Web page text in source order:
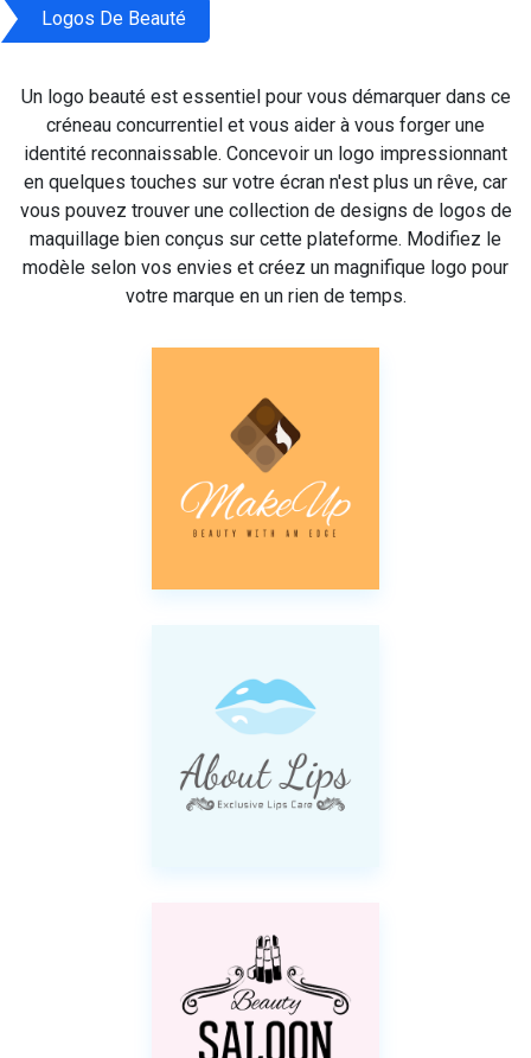
Logos De Beauté
Un logo beauté est essentiel pour vous démarquer dans ce
créneau concurrentiel et vous aider à vous forger une
identité reconnaissable. Concevoir un logo impressionnant
en quelques touches sur votre écran n'est plus un rêve, car
vous pouvez trouver une collection de designs de logos de
maquillage bien conçus sur cette plateforme. Modifiez le
modèle selon vos envies et créez un magnifique logo pour
votre marque en un rien de temps.